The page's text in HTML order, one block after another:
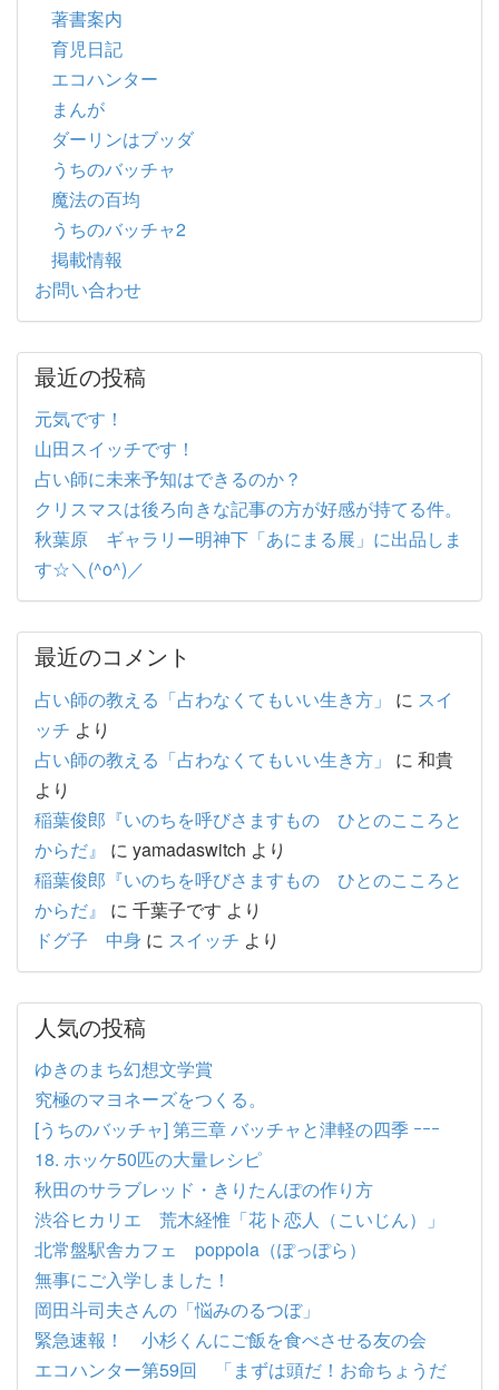
著書案内
育児日記
エコハンター
まんが
ダーリンはブッダ
うちのバッチャ
魔法の百均
うちのバッチャ2
掲載情報
お問い合わせ
最近の投稿
元気です！
山田スイッチです！
占い師に未来予知はできるのか？
クリスマスは後ろ向きな記事の方が好感が持てる件。
秋葉原 ギャラリー明神下「あにまる展」に出品しま
す☆＼(^o^)／
最近のコメント
占い師の教える「占わなくてもいい生き方」 に スイ
ッチ より
占い師の教える「占わなくてもいい生き方」
に 和貴
より
稲葉俊郎『いのちを呼びさますもの ひとのこころと
からだ』
に yamadaswitch より
稲葉俊郎『いのちを呼びさますもの ひとのこころと
からだ』
に 千葉子です より
ドグ子 中身 に スイッチ より
人気の投稿
ゆきのまち幻想文学賞
究極のマヨネーズをつくる。
[うちのバッチャ] 第三章 バッチャと津軽の四季 ｰｰｰ
18. ホッケ50匹の大量レシピ
秋田のサラブレッド・きりたんぽの作り方
渋谷ヒカリエ 荒木経惟「花ト恋人（こいじん）」
北常盤駅舎カフェ poppola（ぽっぽら）
無事にご入学しました！
岡田斗司夫さんの「悩みのるつぼ」
緊急速報！ 小杉くんにご飯を食べさせる友の会
エコハンター第59回 「まずは頭だ！お命ちょうだ